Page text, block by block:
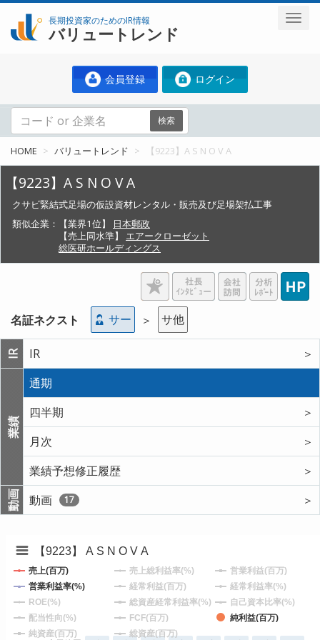
長期投資家のためのIR情報
バリュートレンド
会員登録 ログイン
検索
HOME バリュートレンド 【9223】A S N O V A
【9223】A S N O V A
クサビ緊結式足場の仮設資材レンタル・販売及び足場架払工事
類似企業：
【業界1位】
日本郵政
【売上同水準】
エアークローゼット
総医研ホールディングス
名証ネクスト サー ＞ サ他
IR IR ＞
業績
通期
四半期
＞
月次
＞
業績予想修正履歴
＞
動画 動画 17 ＞
【9223】 A S N O V A
売上(百万) 売上総利益率(%)
営業利益(百万)
営業利益率(%)
経常利益(百万)
経常利益率(%)
ROE(%)
総資産経常利益率(%)
自己資本比率(%)
配当性向(%)
FCF(百万)
純利益(百万)
純資産(百万)
総資産(百万)